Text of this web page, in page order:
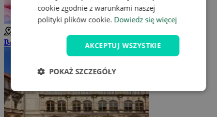
Basen letni Kralupy nad Wełtawą
cookie zgodnie z warunkami naszej
polityki plików cookie. Dowiedz się więcej
AKCEPTUJ WSZYSTKIE
POKAŻ SZCZEGÓŁY